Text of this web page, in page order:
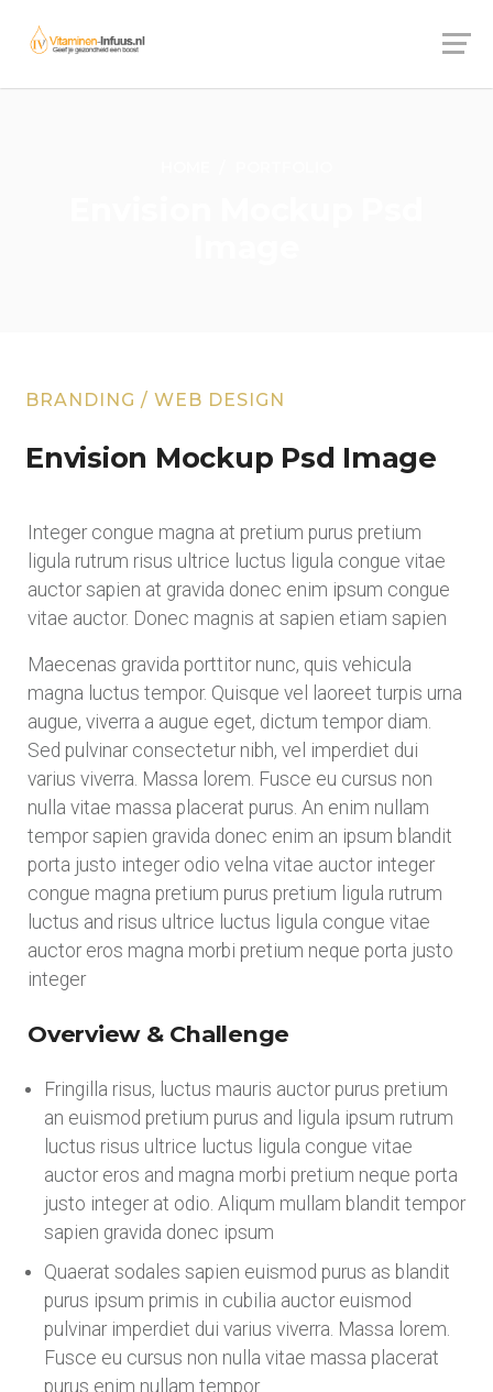
BRANDING / WEB DESIGN
Envision Mockup Psd Image
Integer congue magna at pretium purus pretium
ligula rutrum risus ultrice luctus ligula congue vitae
auctor sapien at gravida donec enim ipsum congue
vitae auctor. Donec magnis at sapien etiam sapien
Maecenas gravida porttitor nunc, quis vehicula
magna luctus tempor. Quisque vel laoreet turpis urna
augue, viverra a augue eget, dictum tempor diam.
Sed pulvinar consectetur nibh, vel imperdiet dui
varius viverra. Massa lorem. Fusce eu cursus non
nulla vitae massa placerat purus. An enim nullam
tempor sapien gravida donec enim an ipsum blandit
porta justo integer odio velna vitae auctor integer
congue magna pretium purus pretium ligula rutrum
luctus and risus ultrice luctus ligula congue vitae
auctor eros magna morbi pretium neque porta justo
integer
Overview & Challenge
Fringilla risus, luctus mauris auctor purus pretium
an euismod pretium purus and ligula ipsum rutrum
luctus risus ultrice luctus ligula congue vitae
auctor eros and magna morbi pretium neque porta
justo integer at odio. Aliqum mullam blandit tempor
sapien gravida donec ipsum
Quaerat sodales sapien euismod purus as blandit
purus ipsum primis in cubilia auctor euismod
pulvinar imperdiet dui varius viverra. Massa lorem.
Fusce eu cursus non nulla vitae massa placerat
purus enim nullam tempor